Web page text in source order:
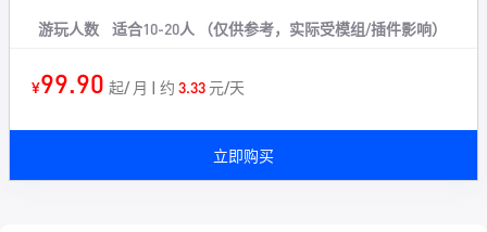
游玩人数
适合10-20人 （仅供参考，实际受模组/插件影响）
¥99.90 起/ 月 | 约 3.33元/天
立即购买